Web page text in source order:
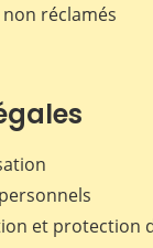
réclamés
et protection